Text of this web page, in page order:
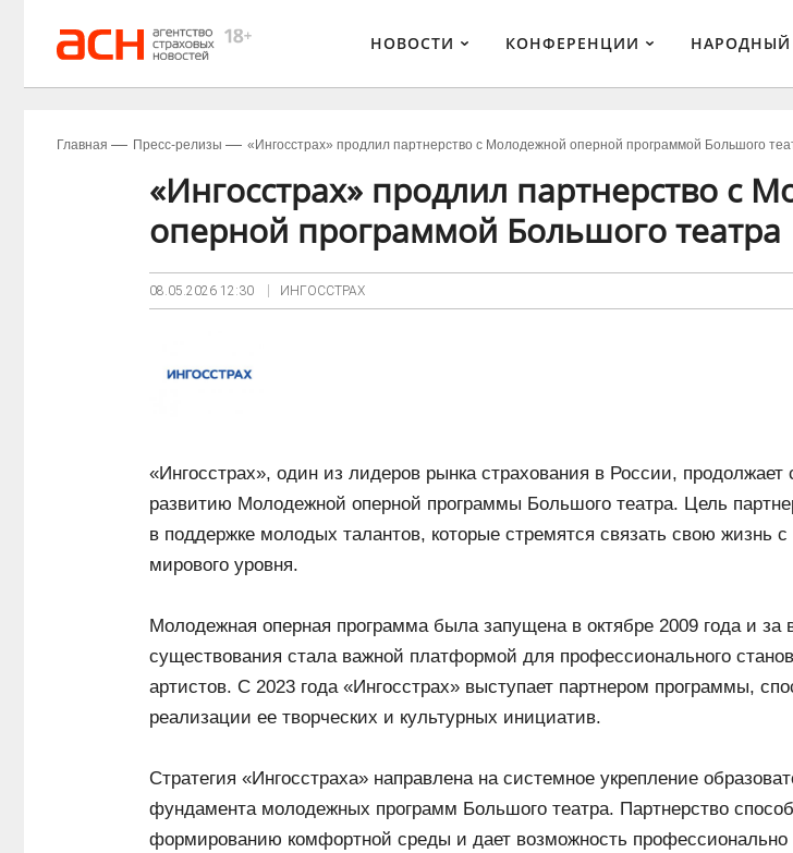
НОВОСТИ КОНФЕРЕНЦИИ НАРОДНЫЙ
Главная Пресс-релизы «Ингосстрах» продлил партнерство с Молодежной оперной программой Большого
«Ингосстрах» продлил партнерство с
оперной программой Большого театра
08.05.2026 12:30 ИНГОССТРАХ
«Ингосстрах», один из лидеров рынка страхования в России, продолжает
развитию Молодежной оперной программы Большого театра. Цель
в поддержке молодых талантов, которые стремятся связать свою жизнь с
мирового уровня.
Молодежная оперная программа была запущена в октябре 2009 года и за
существования стала важной платформой для профессионального
артистов. С 2023 года «Ингосстрах» выступает партнером программы,
реализации ее творческих и культурных инициатив.
Стратегия «Ингосстраха» направлена на системное укрепление
фундамента молодежных программ Большого театра. Партнерство
формированию комфортной среды и дает возможность профессионально